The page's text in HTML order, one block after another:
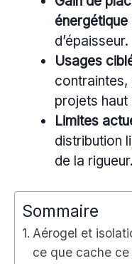
énergétique
d’épaisseur.
Usages
contraintes,
projets haut
Limites
distribution
de la rigueur.
Sommaire
Aérogel et
ce que cache